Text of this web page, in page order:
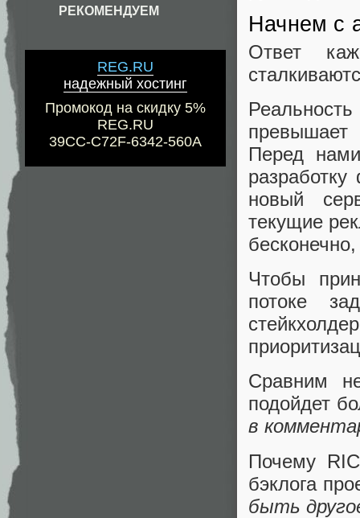
РЕКОМЕНДУЕМ
REG.RU
надежный хостинг
Промокод на скидку 5%
REG.RU
39CC-C72F-6342-560A
Начнем с
Ответ
Перед
новый
текущие
Чтобы
потоке
Сравним
подойдет
в
Почему
бэклога
быть